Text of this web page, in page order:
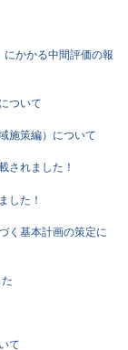
かかる中間評価の報
ついて
施策編）について
されました！
した！
く基本計画の策定に
て